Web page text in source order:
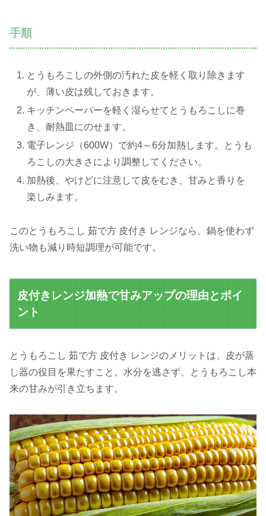
手順
とうもろこしの外側の汚れた皮を軽く取り除きます
が、薄い皮は残しておきます。
キッチンペーパーを軽く湿らせてとうもろこしに巻
き、耐熱皿にのせます。
電子レンジ（600W）で約4～6分加熱します。とうも
ろこしの大きさにより調整してください。
加熱後、やけどに注意して皮をむき、甘みと香りを
楽しみます。
このとうもろこし 茹で方 皮付き レンジなら、鍋を使わず
洗い物も減り時短調理が可能です。
皮付きレンジ加熱で甘みアップの理由とポイ
ント
とうもろこし 茹で方 皮付き レンジのメリットは、皮が蒸
し器の役目を果たすこと。水分を逃さず、とうもろこし本
来の甘みが引き立ちます。